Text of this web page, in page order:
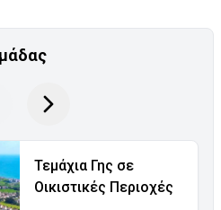
Τεμάχια Γης σε
Οικιστικές Περιοχές